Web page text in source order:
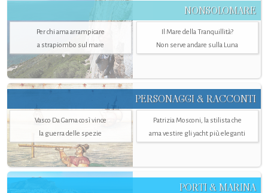
NONSOLOMARE
Per chi ama arrampicare
a strapiombo sul mare
Il Mare della Tranquillità?
Non serve andare sulla Luna
PERSONAGGI & RACCONTI
Vasco Da Gama così vince
la guerra delle spezie
Patrizia Mosconi, la stilista che
ama vestire gli yacht più eleganti
PORTI & MARINA